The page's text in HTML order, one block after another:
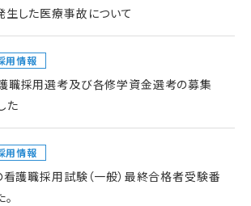
生した医療事故について
用情報
職採用選考及び各修学資金選考の募集
た
用情報
護職採用試験（一般）最終合格者受験番